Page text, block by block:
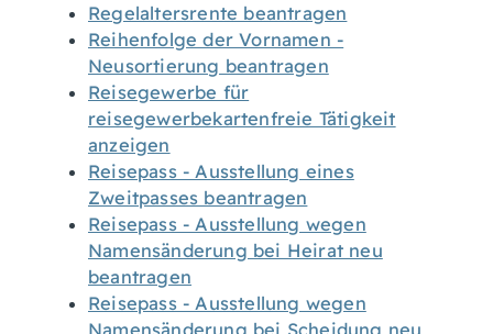
Regelaltersrente beantragen
Reihenfolge der Vornamen -
Neusortierung beantragen
Reisegewerbe für
reisegewerbekartenfreie Tätigkeit
anzeigen
Reisepass - Ausstellung eines
Zweitpasses beantragen
Reisepass - Ausstellung wegen
Namensänderung bei Heirat neu
beantragen
Reisepass - Ausstellung wegen